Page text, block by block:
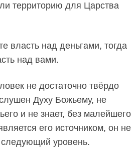
территорию для Царства
власть над деньгами, тогда
над вами.
не достаточно твёрдо
Духу Божьему, не
и не знает, без малейшего
его источником, он не
уровень.